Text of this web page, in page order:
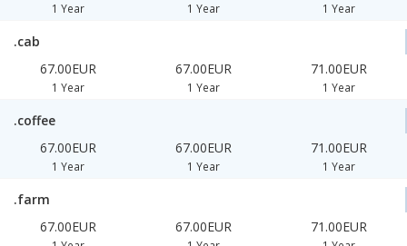
1 Year 1 Year 1 Year
.cab
67.00EUR
1 Year
67.00EUR
1 Year
71.00EUR
1 Year
.coffee
67.00EUR
1 Year
67.00EUR
1 Year
71.00EUR
1 Year
.farm
67.00EUR
67.00EUR 71.00EUR